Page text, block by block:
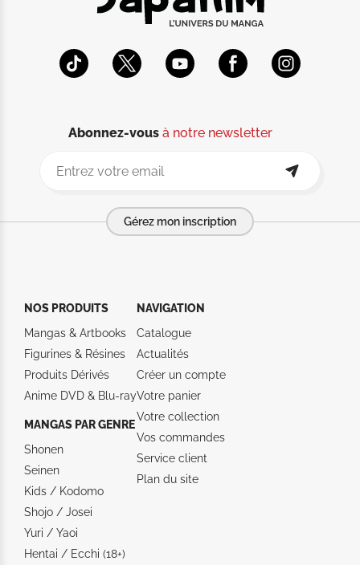
Abonnez-vousà notre newsletter
Gérez mon inscription
NOS PRODUITS
Mangas & Artbooks
Figurines & Résines
Produits Dérivés
Anime DVD & Blu‑ray
MANGAS PAR GENRE
Shonen
Seinen
Kids / Kodomo
Shojo / Josei
Yuri / Yaoi
Hentai / Ecchi (18+)
NAVIGATION
Catalogue
Actualités
Créer un compte
Votre panier
Votre collection
Vos commandes
Service client
Plan du site